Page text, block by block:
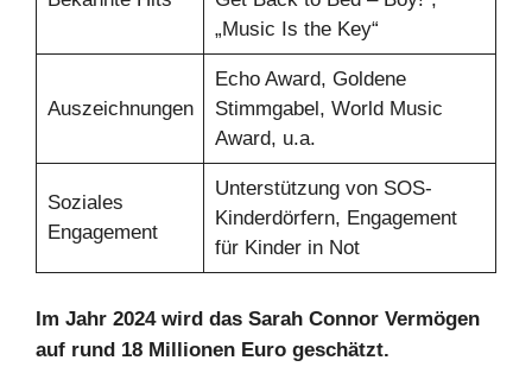
„Music Is the Key“
Auszeichnungen
Echo Award, Goldene
Stimmgabel, World Music
Award, u.a.
Soziales
Engagement
Unterstützung von SOS-
Kinderdörfern, Engagement
für Kinder in Not
Im Jahr 2024 wird das Sarah Connor Vermögen
auf rund 18 Millionen Euro geschätzt.